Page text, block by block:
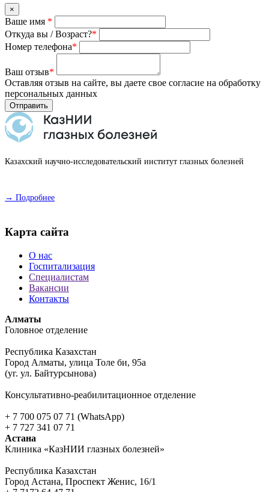
×
Ваше имя *
Откуда вы / Возраст?*
Номер телефона*
Ваш отзыв*
Оставляя отзыв на сайте, вы даете свое согласие на обработку
персональных данных
Отправить
Казахский научно-исследовательский институт глазных болезней
→ Подробнее
Карта сайта
О нас
Госпитализация
Специалистам
Вакансии
Контакты
Алматы
Головное отделение
Республика Казахстан
Город Алматы, улица Толе би, 95а
(уг. ул. Байтурсынова)
Консультативно-реабилитационное отделение
+ 7 700 075 07 71 (WhatsApp)
+ 7 727 341 07 71
Астана
Клиника «КазНИИ глазных болезней»
Республика Казахстан
Город Астана, Проспект Женис, 16/1